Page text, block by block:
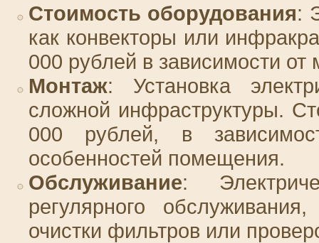
Стоимость оборудования:
как конвекторы или
000 рублей в зависимости
Монтаж: Установка
сложной инфраструктуры.
000 рублей, в
особенностей помещения.
Обслуживание:
регулярного
очистки фильтров или